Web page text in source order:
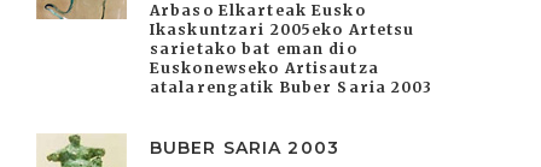
Arbaso Elkarteak Eusko
Ikaskuntzari 2005eko Artetsu
sarietako bat eman dio
Euskonewseko Artisautza
atalarengatik Buber Saria 2003
BUBER SARIA 2003